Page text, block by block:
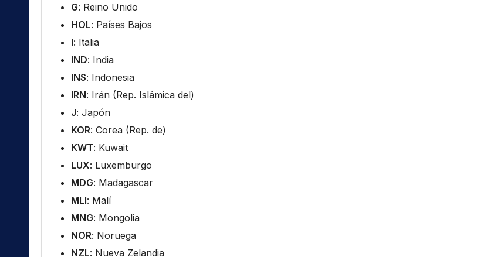
G: Reino Unido
HOL: Países Bajos
I: Italia
IND: India
INS: Indonesia
IRN: Irán (Rep. Islámica del)
J: Japón
KOR: Corea (Rep. de)
KWT: Kuwait
LUX: Luxemburgo
MDG: Madagascar
MLI: Malí
MNG: Mongolia
NOR: Noruega
NZL: Nueva Zelandia